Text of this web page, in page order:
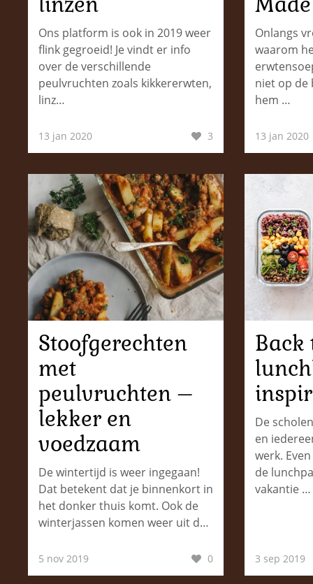
Ons platform is ook in 2019 weer
flink gegroeid! Je vindt er info
over de verschillende
peulvruchten zoals kikkererwten,
linz…
13 jan 2020 3
Onlangs
waarom
niet op de
hem …
13 jan 2020
Stoofgerechten
met
peulvruchten –
lekker en
voedzaam
De wintertijd is weer ingegaan!
Dat betekent dat je binnenkort in
het donker thuis komt. Ook de
winterjassen komen weer uit d…
5 nov 2019 0
Back
De
en
werk.
de
vakantie …
3 sep 2019